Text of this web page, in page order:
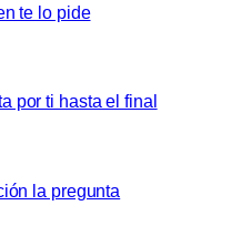
te lo pide
por ti hasta el final
la pregunta